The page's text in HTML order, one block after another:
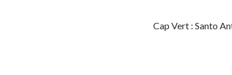
Cap Vert : Santo